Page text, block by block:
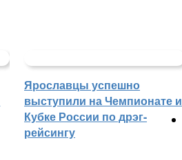
Ярославцы успешно
выступили на Чемпионате и
Кубке России по дрэг-
рейсингу